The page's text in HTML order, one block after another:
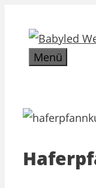
Inhalt
springenMenü